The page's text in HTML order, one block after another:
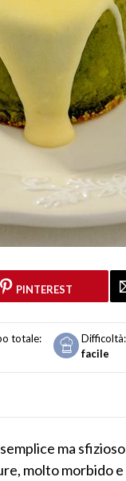
PINTEREST
totale:
Difficoltà:
facile
ma
molto morbido